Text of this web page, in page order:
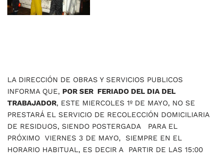
LA DIRECCIÓN DE OBRAS Y SERVICIOS PUBLICOS
INFORMA QUE, POR SER FERIADO DEL DIA DEL
TRABAJADOR, ESTE MIERCOLES 1º DE MAYO, NO SE
PRESTARÁ EL SERVICIO DE RECOLECCIÓN DOMICILIARIA
DE RESIDUOS, SIENDO POSTERGADA PARA EL
PRÓXIMO VIERNES 3 DE MAYO, SIEMPRE EN EL
HORARIO HABITUAL, ES DECIR A PARTIR DE LAS 15:00